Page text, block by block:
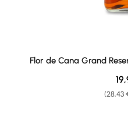
Flor de Cana Grand
(28,43